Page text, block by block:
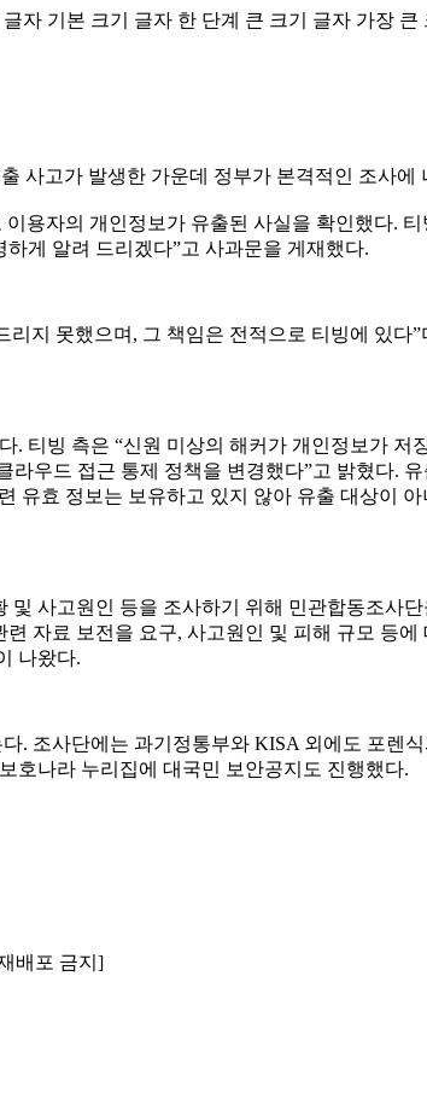
글자 기본 크기 글자 한 단계 큰 크기 글자 가장 큰
사고가 발생한 가운데 정부가 본격적인 조사에
용자의 개인정보가 유출된 사실을 확인했다.
게 알려 드리겠다”고 사과문을 게재했다.
지 못했으며, 그 책임은 전적으로 티빙에 있
. 티빙 측은 “신원 미상의 해커가 개인정보가
우드 접근 통제 정책을 변경했다”고 밝혔다.
유효 정보는 보유하고 있지 않아 유출 대상이
사고원인 등을 조사하기 위해 민관합동조사
자료 보전을 요구, 사고원인 및 피해 규모 등
나왔다.
. 조사단에는 과기정통부와 KISA 외에도 포렌
호나라 누리집에 대국민 보안공지도 진행했다.
배포 금지]